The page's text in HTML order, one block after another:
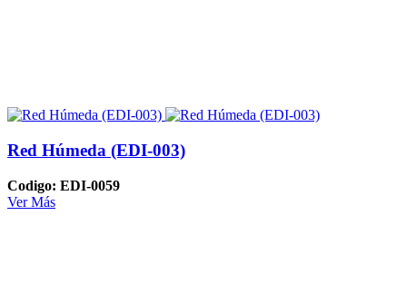
Red Húmeda (EDI-003)
Codigo: EDI-0059
Ver Más